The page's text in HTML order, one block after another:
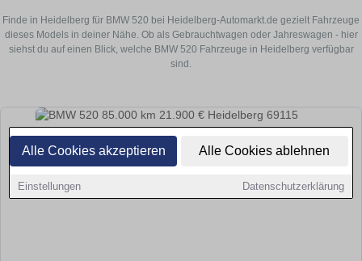
Alle Cookies akzeptieren Alle Cookies ablehnen
Einstellungen Datenschutzerklärung
Finde in Heidelberg für BMW 520 bei Heidelberg-Automarkt.de gezielt Fahrzeuge
dieses Models in deiner Nähe. Ob als Gebrauchtwagen oder Jahreswagen - hier
siehst du auf einen Blick, welche BMW 520 Fahrzeuge in Heidelberg verfügbar
sind.